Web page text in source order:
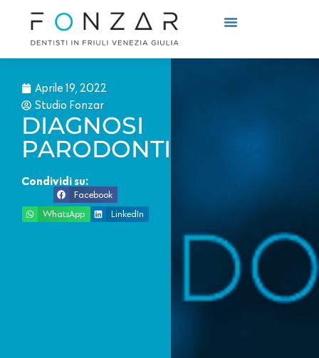
Aprile 19, 2022
Studio Fonzar
DIAGNOSI
PARODONTITE
Condividi su:
Facebook
WhatsApp
LinkedIn